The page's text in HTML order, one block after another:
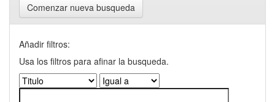
Comenzar nueva busqueda
Añadir filtros:
Usa los filtros para afinar la busqueda.